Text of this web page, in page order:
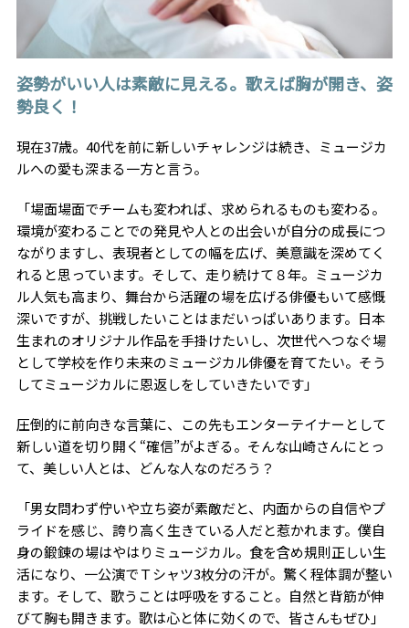
姿勢がいい人は素敵に見える。歌えば胸が開き、姿
勢良く！
現在37歳。40代を前に新しいチャレンジは続き、ミュージカ
ルへの愛も深まる一方と言う。
「場面場面でチームも変われば、求められるものも変わる。
環境が変わることでの発見や人との出会いが自分の成長につ
ながりますし、表現者としての幅を広げ、美意識を深めてく
れると思っています。そして、走り続けて８年。ミュージカ
ル人気も高まり、舞台から活躍の場を広げる俳優もいて感慨
深いですが、挑戦したいことはまだいっぱいあります。日本
生まれのオリジナル作品を手掛けたいし、次世代へつなぐ場
として学校を作り未来のミュージカル俳優を育てたい。そう
してミュージカルに恩返しをしていきたいです」
圧倒的に前向きな言葉に、この先もエンターテイナーとして
新しい道を切り開く“確信”がよぎる。そんな山崎さんにとっ
て、美しい人とは、どんな人なのだろう？
「男女問わず佇いや立ち姿が素敵だと、内面からの自信やプ
ライドを感じ、誇り高く生きている人だと惹かれます。僕自
身の鍛錬の場はやはりミュージカル。食を含め規則正しい生
活になり、一公演でＴシャツ3枚分の汗が。驚く程体調が整い
ます。そして、歌うことは呼吸をすること。自然と背筋が伸
びて胸も開きます。歌は心と体に効くので、皆さんもぜひ」